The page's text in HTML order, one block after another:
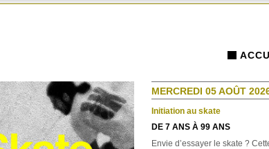
MERCREDI 05 AOÛT
Initiation au skate
DE 7 ANS À 99 ANS
Envie d’essayer le skate ?